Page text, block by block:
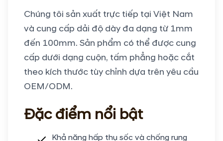
Chúng tôi sản xuất trực tiếp tại Việt Nam
và cung cấp dải độ dày đa dạng từ 1mm
đến 100mm. Sản phẩm có thể được cung
cấp dưới dạng cuộn, tấm phẳng hoặc cắt
theo kích thước tùy chỉnh dựa trên yêu cầu
OEM/ODM.
Đặc điểm nổi bật
Khả năng hấp thụ sốc và chống rung